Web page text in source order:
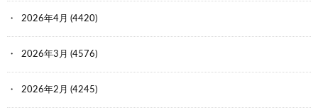
2026年4月 (4420)
2026年3月 (4576)
2026年2月 (4245)